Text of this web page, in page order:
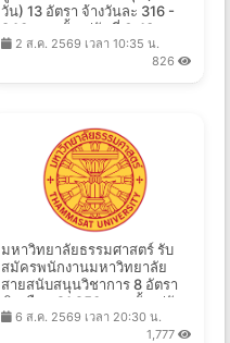
วัน) 13 อัตรา จ้างวันละ 316 -
840 บาท ตั้งแต่วันที่ 6-13 ส.ค.
2569
2 ส.ค. 2569 เวลา 10:35 น.
826
มหาวิทยาลัยธรรมศาสตร์ รับ
สมัครพนักงานมหาวิทยาลัย
สายสนับสนุนวิชาการ 8 อัตรา
เงินเดือน 21,250 บาท ตั้งแต่วัน
ที่ 10-25 ส.ค. 2569
6 ส.ค. 2569 เวลา 20:30 น.
1,777